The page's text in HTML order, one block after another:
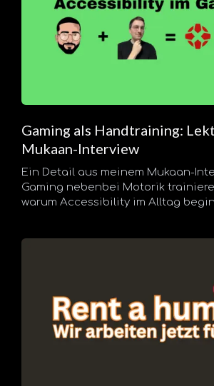
Gaming als Handtraining:
Mukaan-Interview
Ein Detail aus meinem Mukaan-
Gaming nebenbei Motorik
warum Accessibility im Alltag